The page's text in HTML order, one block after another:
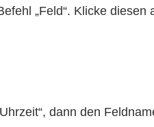
„Feld“. Klicke diesen
dann den